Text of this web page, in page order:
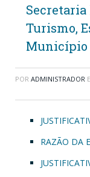
Turismo,
Município
POR ADMINISTRADOR
RAZÃO DA